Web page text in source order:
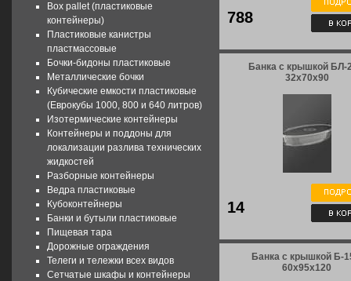
Box pallet (пластиковые
контейнеры)
Пластиковые канистры
пластмассовые
Бочки-бидоны пластиковые
Металлические бочки
Кубические емкости пластиковые
(Еврокубы 1000, 800 и 640 литров)
Изотермические контейнеры
Контейнеры и поддоны для
локализации разлива технических
жидкостей
Разборные контейнеры
Ведра пластиковые
Кубоконтейнеры
Банки и бутыли пластиковые
Пищевая тара
Дорожные ограждения
Телеги и тележки всех видов
Сетчатые шкафы и контейнеры
788
Банка с крышкой БЛ-
32x70x90
14
Банка с крышкой Б-
60x95x120